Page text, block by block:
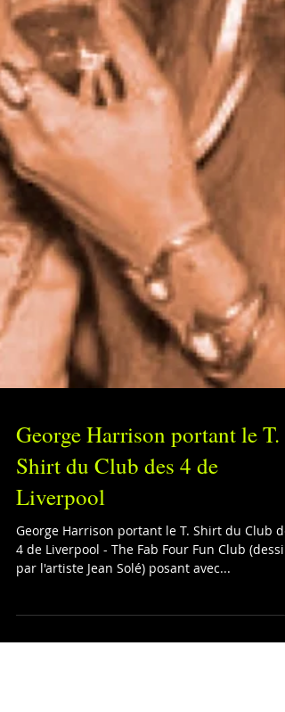
George Harrison portant le T.
Shirt du Club des 4 de
Liverpool
George Harrison portant le T. Shirt du Club
par l'artiste Jean Solé) posant avec...